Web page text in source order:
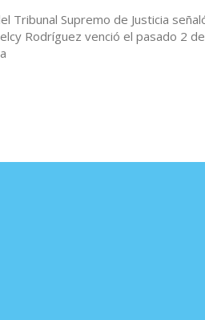
Tribunal Supremo de Justicia
Rodríguez venció el pasado 2